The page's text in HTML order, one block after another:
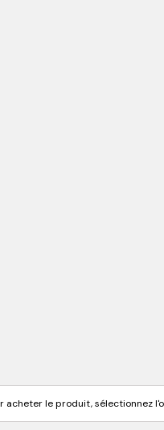
acheter le produit, sélectionnez